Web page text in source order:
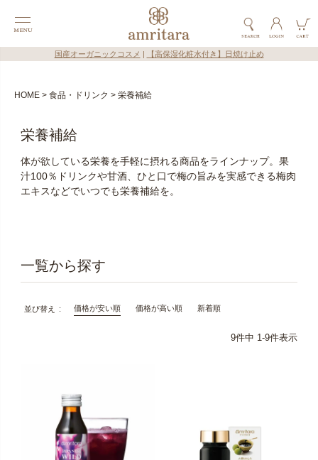
国産オーガニックコスメ 【高保湿化粧水付き】日焼け止め
HOME 食品・ドリンク 栄養補給
栄養補給
体が欲している栄養を手軽に摂れる商品をラインナップ。果
汁100％ドリンクや甘酒、ひと口で梅の旨みを実感できる梅肉
エキスなどでいつでも栄養補給を。
並び替え 価格が安い順 価格が高い順 新着順
9件中 1-9件表示